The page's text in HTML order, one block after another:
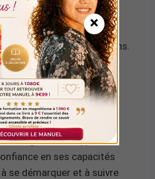
agir selon ses convictions.
pour l’heure
est un appel à
en ses capacités
se démarquer et à suivre
×